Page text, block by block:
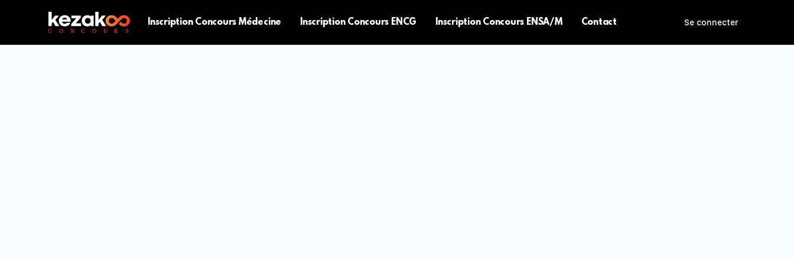
Inscription Concours Médecine Inscription Concours ENCG Inscription Concours ENSA/M Contact Se connecter